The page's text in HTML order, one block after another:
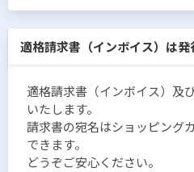
適格請求書（インボイス）は発
適格請求書（インボイス）及
いたします。
請求書の宛名はショッピング
できます。
どうぞご安心ください。